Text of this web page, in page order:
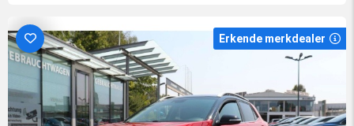
Erkende merkdealer